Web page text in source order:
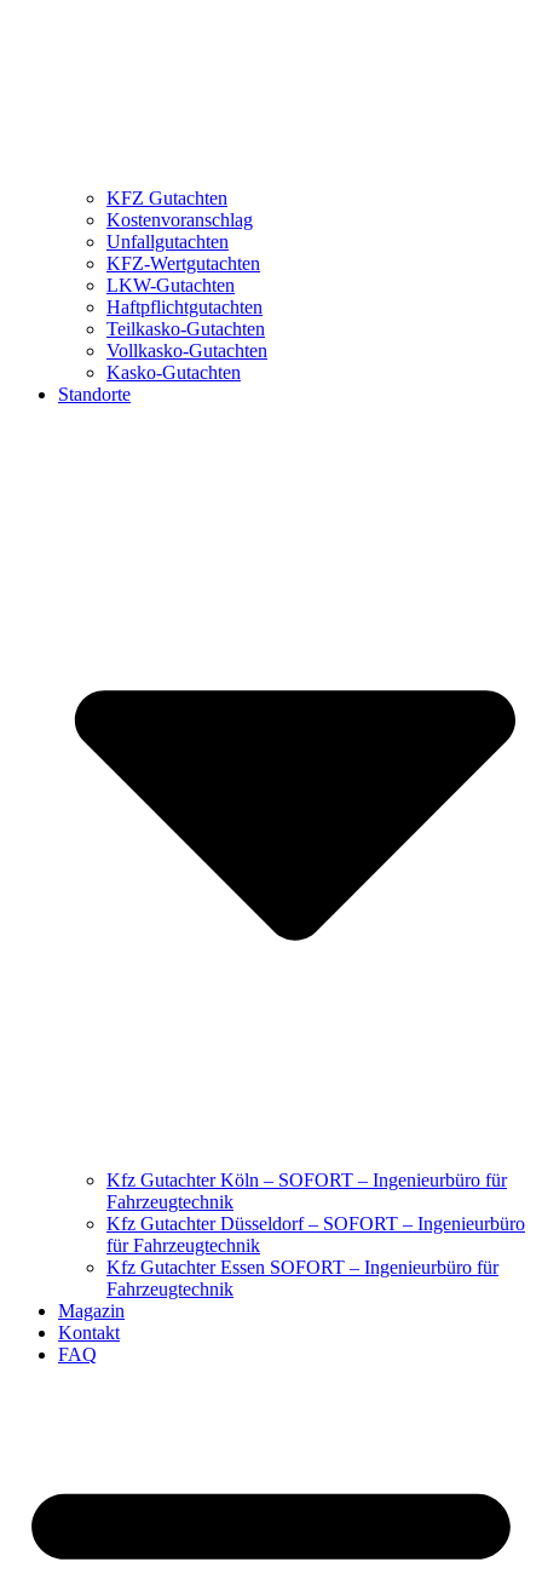
KFZ Gutachten
Kostenvoranschlag
Unfallgutachten
KFZ-Wertgutachten
LKW-Gutachten
Haftpflichtgutachten
Teilkasko-Gutachten
Vollkasko-Gutachten
Kasko-Gutachten
Standorte
Kfz Gutachter Köln – SOFORT – Ingenieurbüro für
Fahrzeugtechnik
Kfz Gutachter Düsseldorf – SOFORT – Ingenieurbüro
für Fahrzeugtechnik
Kfz Gutachter Essen SOFORT – Ingenieurbüro für
Fahrzeugtechnik
Magazin
Kontakt
FAQ